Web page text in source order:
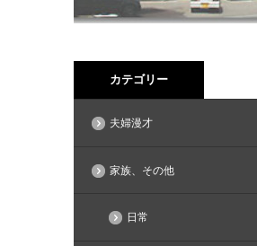
カテゴリー
夫婦漫才
家族、その他
日常